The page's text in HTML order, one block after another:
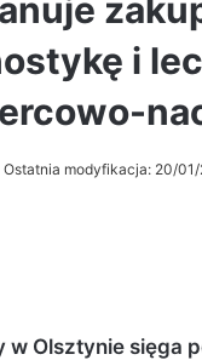
i
Ostatnia modyfikacja: 20/01/
Olsztynie sięga